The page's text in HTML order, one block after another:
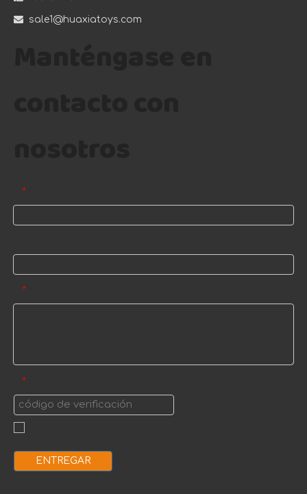
 sale1@huaxiatoys.com
*
*
*
ENTREGAR